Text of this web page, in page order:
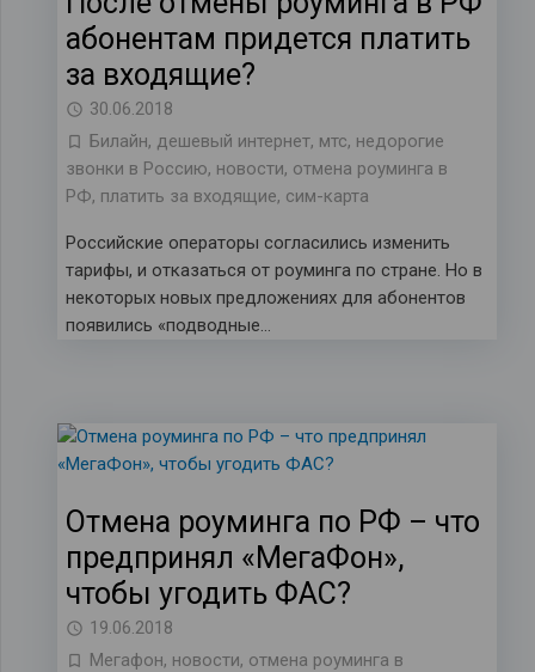
абонентам придется платить
за входящие?
30.06.2018
Билайн, дешевый интернет, мтс, недорогие
звонки в Россию, новости, отмена роуминга в
РФ, платить за входящие, сим-карта
Российские операторы согласились изменить
тарифы, и отказаться от роуминга по стране. Но в
некоторых новых предложениях для абонентов
появились «подводные…
Отмена роуминга по РФ – что
предпринял «МегаФон»,
чтобы угодить ФАС?
19.06.2018
Мегафон, новости, отмена роуминга в